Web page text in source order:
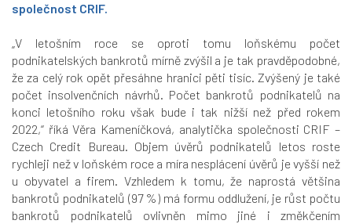
společnost CRIF.
„V letošním roce se oproti tomu loňskému počet
podnikatelských bankrotů mírně zvýšil a je tak pravděpodobné,
že za celý rok opět přesáhne hranici pěti tisíc. Zvýšený je také
počet insolvenčních návrhů. Počet bankrotů podnikatelů na
konci letošního roku však bude i tak nižší než před rokem
2022,“ říká Věra Kameníčková, analytička společnosti CRIF –
Czech Credit Bureau. Objem úvěrů podnikatelů letos roste
rychleji než v loňském roce a míra nesplácení úvěrů je vyšší než
u obyvatel a firem. Vzhledem k tomu, že naprostá většina
bankrotů podnikatelů (97 %) má formu oddlužení, je růst počtu
bankrotů podnikatelů ovlivněn mimo jiné i změkčením